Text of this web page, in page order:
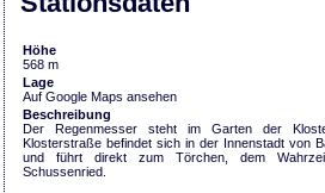
Höhe
568 m
Lage
Auf Google Maps ansehen
Beschreibung
Der Regenmesser steht im Garten der
Klosterstraße befindet sich in der Innenstadt von
und führt direkt zum Törchen, dem
Schussenried.